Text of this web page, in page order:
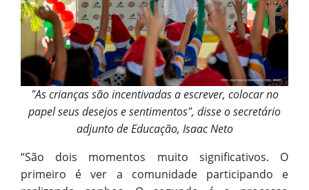
"As crianças são incentivadas a escrever, colocar no
papel seus desejos e sentimentos", disse o secretário
adjunto de Educação, Isaac Neto
“São dois momentos muito significativos. O
primeiro é ver a comunidade participando e